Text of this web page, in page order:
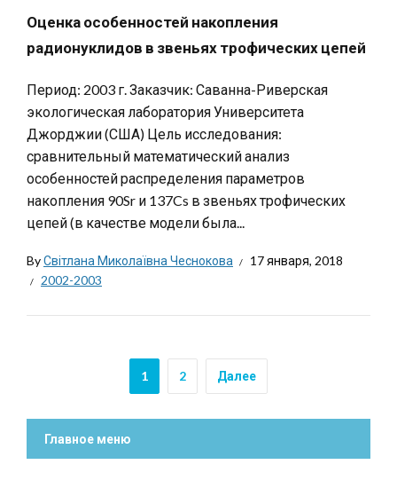
Оценка особенностей накопления
радионуклидов в звеньях трофических цепей
Период: 2003 г. Заказчик: Саванна-Риверская
экологическая лаборатория Университета
Джорджии (США) Цель исследования:
сравнительный математический анализ
особенностей распределения параметров
накопления 90Sr и 137Cs в звеньях трофических
цепей (в качестве модели была...
ByСвітлана Миколаївна Чеснокова
17 января, 2018
2002-2003
1 2 Далее
Главное меню